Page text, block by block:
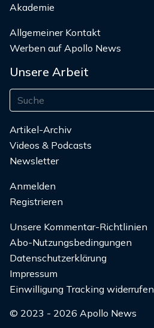
Akademie
Allgemeiner Kontakt
Werben auf Apollo News
Unsere Arbeit
Artikel-Archiv
Videos & Podcasts
Newsletter
Anmelden
Registrieren
Unsere Kommentar-Richtlinien
Abo-Nutzungsbedingungen
Datenschutzerklärung
Impressum
Einwilligung Tracking widerrufen
© 2023 - 2026 Apollo News